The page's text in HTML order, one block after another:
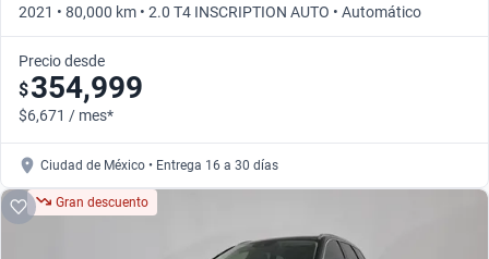
2021 • 80,000 km • 2.0 T4 INSCRIPTION AUTO • Automático
Precio desde
$354,999
$6,671 / mes*
Ciudad de México • Entrega 16 a 30 días
Gran descuento